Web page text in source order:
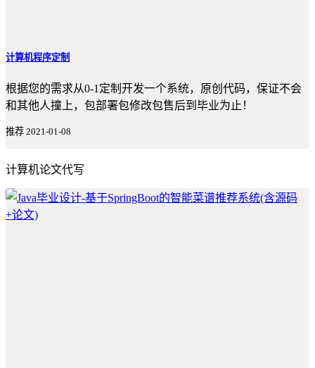
计算机程序定制
根据您的需求从0-1定制开发一个系统，原创代码，保证不会
和其他人撞上，包部署包修改包售后到毕业为止！
推荐 2021-01-08
计算机论文代写